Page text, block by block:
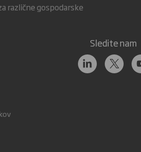
različne gospodarske
Sledite nam